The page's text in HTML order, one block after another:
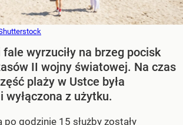
wyrzuciły na brzeg pocisk
II wojny światowej. Na czas
plaży w Ustce była
wyłączona z użytku.
godzinie 15 służby zostały